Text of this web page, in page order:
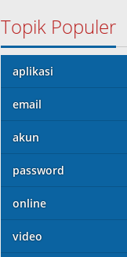
Topik Populer
aplikasi
email
akun
password
online
video